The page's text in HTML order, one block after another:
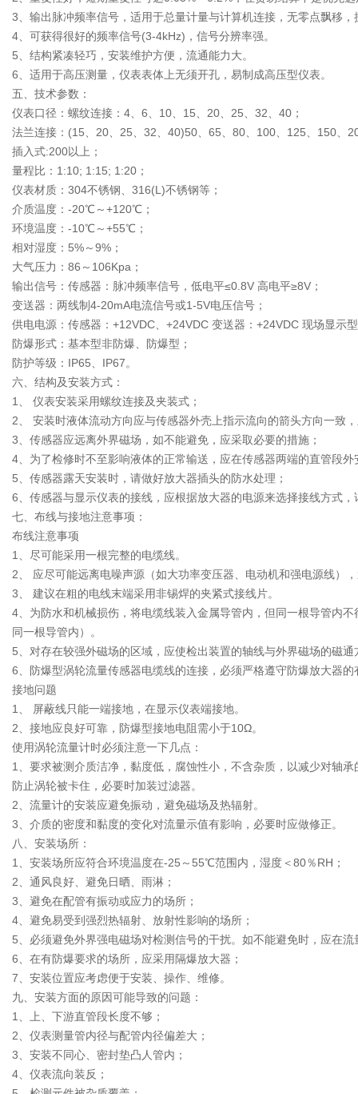
3、输出脉冲频率信号，适用于总量计量与计算机连接，无零点飘移
4、可获得很好的频率信号(3-4kHz)，信号分辨率强。
5、结构紧凑轻巧，安装维护方便，流通能力大。
6、适用于高压测量，仪表表体上无须开孔，易制成高压型仪表。
五、技术参数：
仪表口径：螺纹连接：4、6、10、15、20、25、32、40；
法兰连接：(15、20、25、32、40)50、65、80、100、125、150、
插入式:200以上；
量程比：1:10; 1:15; 1:20；
仪表材质：304不锈钢、316(L)不锈钢等；
介质温度：-20℃～+120℃；
环境温度：-10℃～+55℃；
相对湿度：5%～9%；
大气压力：86～106Kpa；
输出信号：传感器：脉冲频率信号，低电平≤0.8V 高电平≥8V；
变送器：两线制4-20mA电流信号或1-5V电压信号；
供电电源：传感器：+12VDC、+24VDC 变送器：+24VDC 现场显示
防爆形式：基本型非防爆、防爆型；
防护等级：IP65、IP67。
六、结构及安装方式：
1、 仪表安装采用螺纹连接及夹装式；
2、 安装时液体流动方向应与传感器外壳上指示流向的箭头方向一
3、传感器应远离外界磁场，如不能避免，应采取必要的措施；
4、为了检修时不至影响液体的正常输送，应在传感器两端的直管段
5、传感器露天安装时，请做好放大器插头的防水处理；
6、传感器与显示仪表的接线，应根据放大器的电源来选择接线方式
七、布线与接地注意事项：
布线注意事项
1、尽可能采用一根完整的电缆线。
2、 应尽可能远离电噪声源（如大功率变压器、电动机和强电源线）
3、 建议在粗的电线末端采用非锡焊的夹紧式接线片。
4、为防水和机械损伤，将电缆线装入金属导管内，但同一根导管内
同一根导管内）。
5、对存在较强外磁场的区域，应使检出装置的轴线与外界磁场的磁
6、防爆型涡轮流量传感器电缆线的连接，必须严格遵守防爆放大器
接地问题
1、 屏蔽线只能一端接地，在显示仪表端接地。
2、接地应良好可靠，防爆型接地电阻需小于10Ω。
使用涡轮流量计时必须注意一下几点：
1、要求被测介质洁净，黏度低，腐蚀性小，不含杂质，以减少对轴
防止涡轮被卡住，必要时加装过滤器。
2、流量计的安装应避免振动，避免磁场及热辐射。
3、介质的密度和黏度的变化对流量示值有影响，必要时应做修正。
八、安装场所：
1、安装场所应符合环境温度在-25～55℃范围内，湿度＜80％RH；
2、通风良好、避免日晒、雨淋；
3、避免在配管有振动或应力的场所；
4、避免易受到强烈热辐射、放射性影响的场所；
5、必须避免外界强电磁场对检测信号的干扰。如不能避免时，应在
6、在有防爆要求的场所，应采用隔爆放大器；
7、安装位置应考虑便于安装、操作、维修。
九、安装方面的原因可能导致的问题：
1、上、下游直管段长度不够；
2、仪表测量管内径与配管内径偏差大；
3、安装不同心、密封垫凸人管内；
4、仪表流向装反；